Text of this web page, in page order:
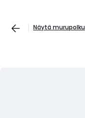
Näytä murupolku